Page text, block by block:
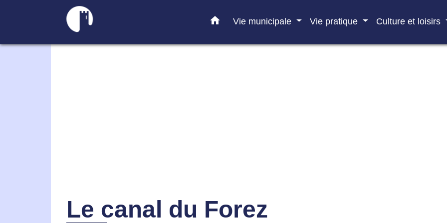
home Vie municipale Vie pratique Culture et loisirs
Le canal du Forez